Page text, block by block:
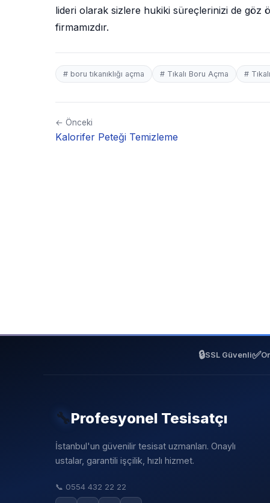
lideri olarak sizlere hukiki süreçlerinizi de göz
firmamızdır.
# boru tıkanıklığı açma # Tıkalı Boru Açma #
← Önceki
Kalorifer Peteği Temizleme
🔒SSL Güvenli✅
🔧Profesyonel Tesisatçı
İstanbul'un güvenilir tesisat uzmanları. Onaylı
ustalar, garantili işçilik, hızlı hizmet.
📞 0554 432 22 22